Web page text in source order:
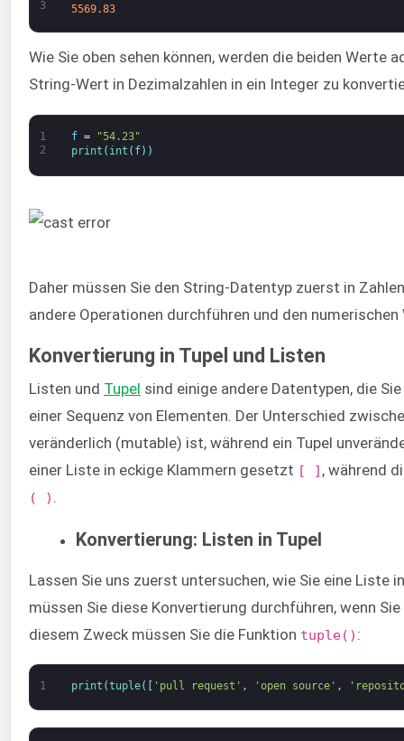
3
5569.83
Wie Sie oben sehen können, werden die beiden Werte
String-Wert in Dezimalzahlen in ein Integer zu
1
2
f =
"54.23"
print ( int ( f) )
Daher müssen Sie den String-Datentyp zuerst in
andere Operationen durchführen und den
Konvertierung in Tupel und Listen
Listen und Tupel sind einige andere Datentypen, die
einer Sequenz von Elementen. Der Unterschied
veränderlich (mutable) ist, während ein Tupel
einer Liste in eckige Klammern gesetzt [ ] , während
( ) .
Konvertierung: Listen in Tupel
Lassen Sie uns zuerst untersuchen, wie Sie eine Liste
müssen Sie diese Konvertierung durchführen, wenn
diesem Zweck müssen Sie die Funktion tuple() :
1 print (tuple( 'pull request' , 'open source' ,